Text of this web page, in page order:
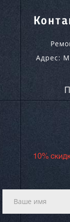
Адрес:
10%